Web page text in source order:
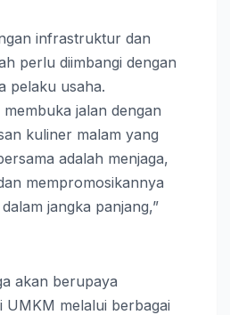
infrastruktur dan
perlu diimbangi dengan
pelaku usaha.
jalan dengan
kuliner malam yang
adalah menjaga,
mempromosikannya
jangka panjang,”
akan berupaya
UMKM melalui berbagai